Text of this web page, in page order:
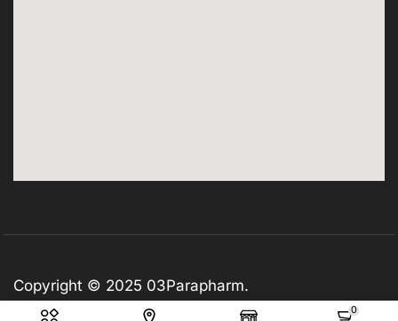
0
Copyright © 2025 03Parapharm.